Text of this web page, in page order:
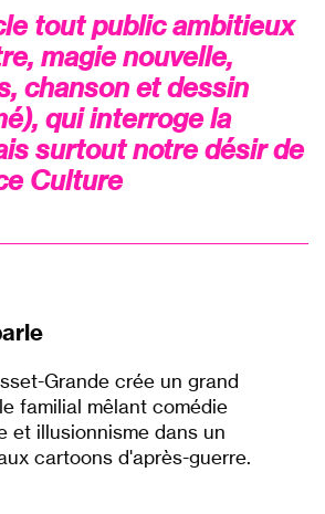
tout public ambitieux
magie nouvelle,
chanson et dessin
qui interroge la
surtout notre désir de
Culture
Grande crée un grand
familial mêlant comédie
et illusionnisme dans un
cartoons d'après-guerre.